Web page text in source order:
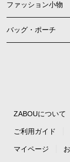
ファッション小物
バッグ・ポーチ
ZABOUについて
ご利用ガイド
マイページ